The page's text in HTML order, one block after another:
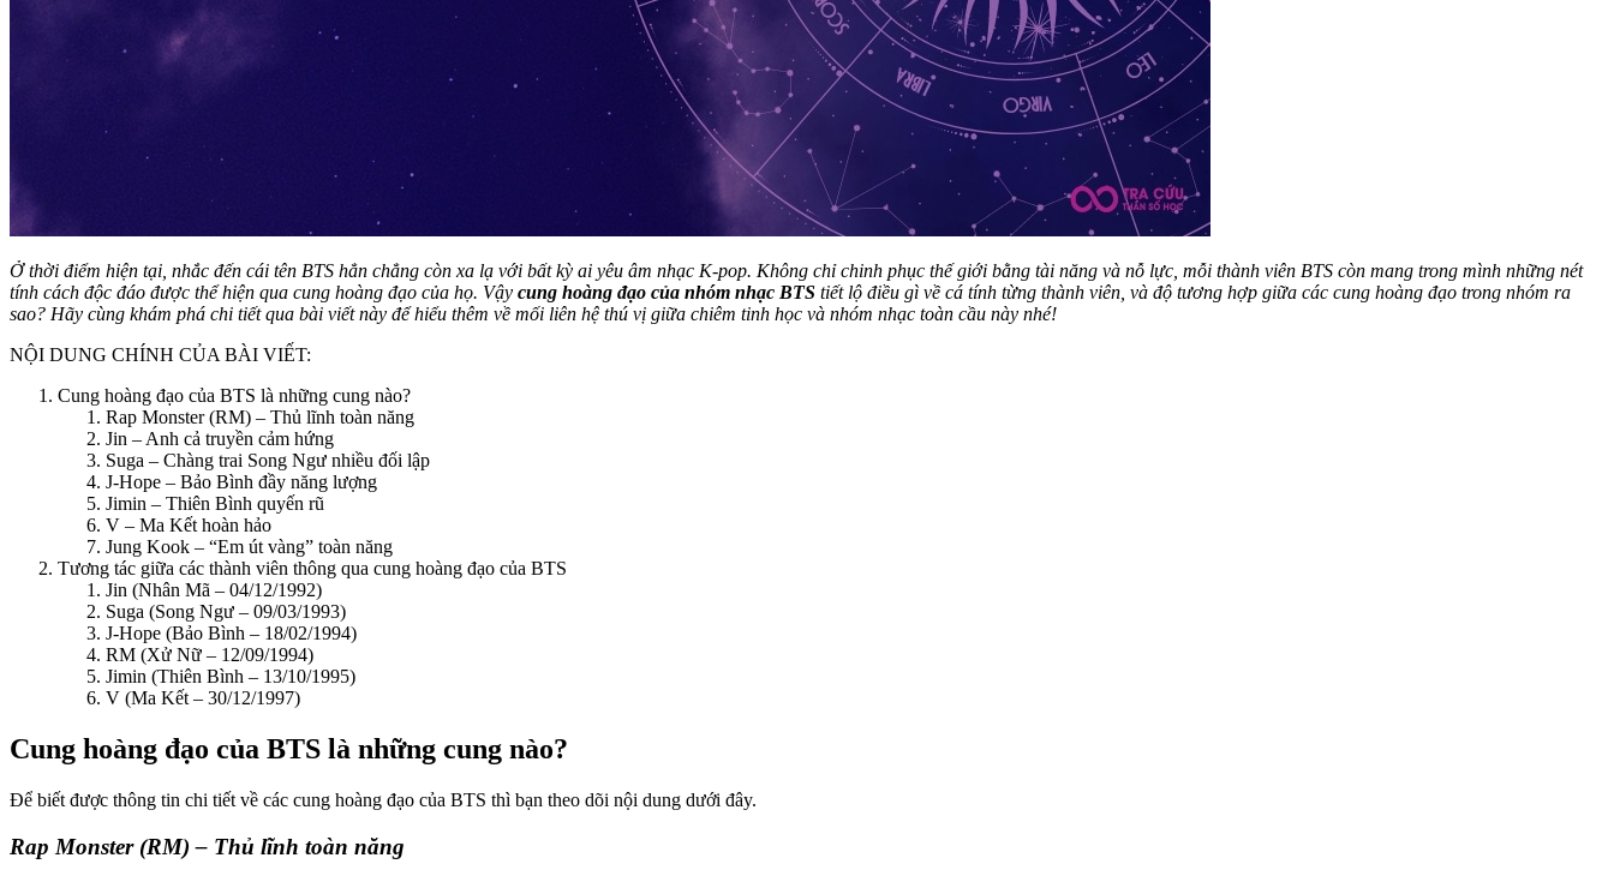
Ở thời điểm hiện tại, nhắc đến cái tên BTS hẳn chẳng còn xa lạ với bất kỳ ai yêu âm nhạc K-pop. Không chỉ chinh phục thế giới bằng tài năng và nỗ lực, mỗi thành viên BTS còn mang trong mình những nét
tính cách độc đáo được thể hiện qua cung hoàng đạo của họ. Vậy cung hoàng đạo của nhóm nhạc BTS tiết lộ điều gì về cá tính từng thành viên, và độ tương hợp giữa các cung hoàng đạo trong nhóm ra
sao? Hãy cùng khám phá chi tiết qua bài viết này để hiểu thêm về mối liên hệ thú vị giữa chiêm tinh học và nhóm nhạc toàn cầu này nhé!
NỘI DUNG CHÍNH CỦA BÀI VIẾT:
Cung hoàng đạo của BTS là những cung nào?
Rap Monster (RM) – Thủ lĩnh toàn năng
Jin – Anh cả truyền cảm hứng
Suga – Chàng trai Song Ngư nhiều đối lập
J-Hope – Bảo Bình đầy năng lượng
Jimin – Thiên Bình quyến rũ
V – Ma Kết hoàn hảo
Jung Kook – “Em út vàng” toàn năng
Tương tác giữa các thành viên thông qua cung hoàng đạo của BTS
Jin (Nhân Mã – 04/12/1992)
Suga (Song Ngư – 09/03/1993)
J-Hope (Bảo Bình – 18/02/1994)
RM (Xử Nữ – 12/09/1994)
Jimin (Thiên Bình – 13/10/1995)
V (Ma Kết – 30/12/1997)
Cung hoàng đạo của BTS là những cung nào?
Để biết được thông tin chi tiết về các cung hoàng đạo của BTS thì bạn theo dõi nội dung dưới đây.
Rap Monster (RM) – Thủ lĩnh toàn năng